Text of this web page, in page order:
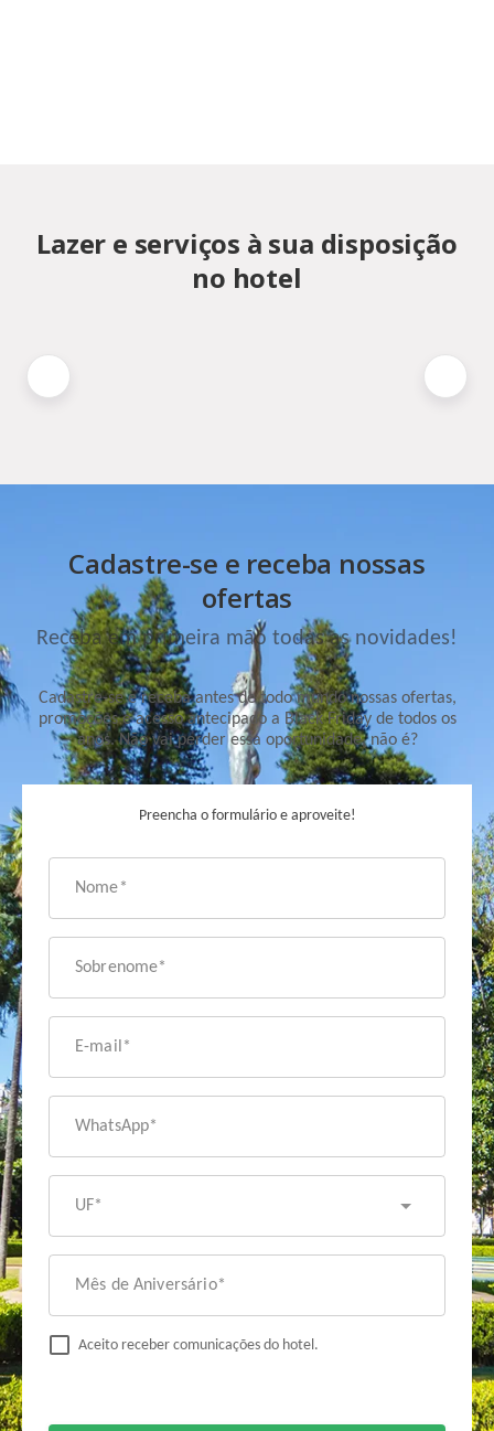
Lazer e serviços à sua disposição
no hotel
Cadastre-se e receba nossas
ofertas
Receba em primeira mão todas as novidades!
Cadastre-se e receba antes de todo mundo nossas ofertas,
promoções e acesso antecipado a Black Friday de todos os
anos. Não vai perder essa oportunidade, não é?
Preencha o formulário e aproveite!
Nome*
Sobrenome*
E-mail*
WhatsApp*
UF*
Mês de Aniversário*
Aceito receber comunicações do hotel.